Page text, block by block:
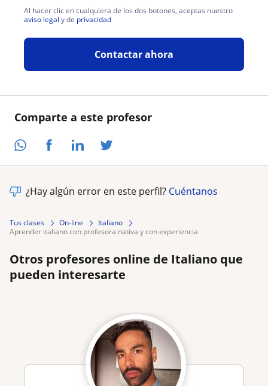
Comparte a este profesor
Al hacer clic en cualquiera de los dos botones, aceptas nuestro
aviso legal y de privacidad
Contactar ahora
¿Hay algún error en este perfil? Cuéntanos
Tus clases On-line
Italiano
aprender italiano con profesora nativa y con experiencia
Otros profesores online de Italiano que
pueden interesarte